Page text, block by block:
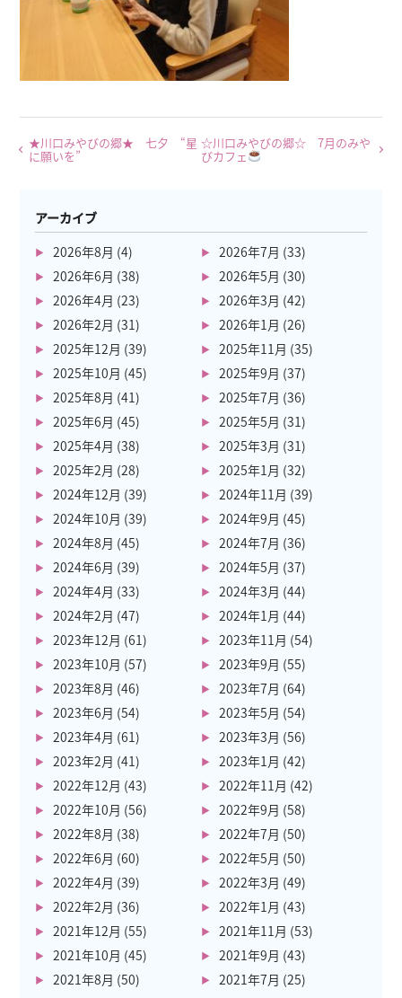
★川口みやびの郷★ 七夕 “星
に願いを”
☆川口みやびの郷☆ 7月のみや
びカフェ
アーカイブ
2026年8月 (4) 2026年7月 (33)
2026年6月 (38) 2026年5月 (30)
2026年4月 (23) 2026年3月 (42)
2026年2月 (31) 2026年1月 (26)
2025年12月 (39) 2025年11月 (35)
2025年10月 (45) 2025年9月 (37)
2025年8月 (41) 2025年7月 (36)
2025年6月 (45) 2025年5月 (31)
2025年4月 (38) 2025年3月 (31)
2025年2月 (28) 2025年1月 (32)
2024年12月 (39) 2024年11月 (39)
2024年10月 (39) 2024年9月 (45)
2024年8月 (45) 2024年7月 (36)
2024年6月 (39) 2024年5月 (37)
2024年4月 (33) 2024年3月 (44)
2024年2月 (47) 2024年1月 (44)
2023年12月 (61) 2023年11月 (54)
2023年10月 (57) 2023年9月 (55)
2023年8月 (46) 2023年7月 (64)
2023年6月 (54) 2023年5月 (54)
2023年4月 (61) 2023年3月 (56)
2023年2月 (41) 2023年1月 (42)
2022年12月 (43) 2022年11月 (42)
2022年10月 (56) 2022年9月 (58)
2022年8月 (38) 2022年7月 (50)
2022年6月 (60) 2022年5月 (50)
2022年4月 (39) 2022年3月 (49)
2022年2月 (36) 2022年1月 (43)
2021年12月 (55) 2021年11月 (53)
2021年10月 (45) 2021年9月 (43)
2021年8月 (50) 2021年7月 (25)